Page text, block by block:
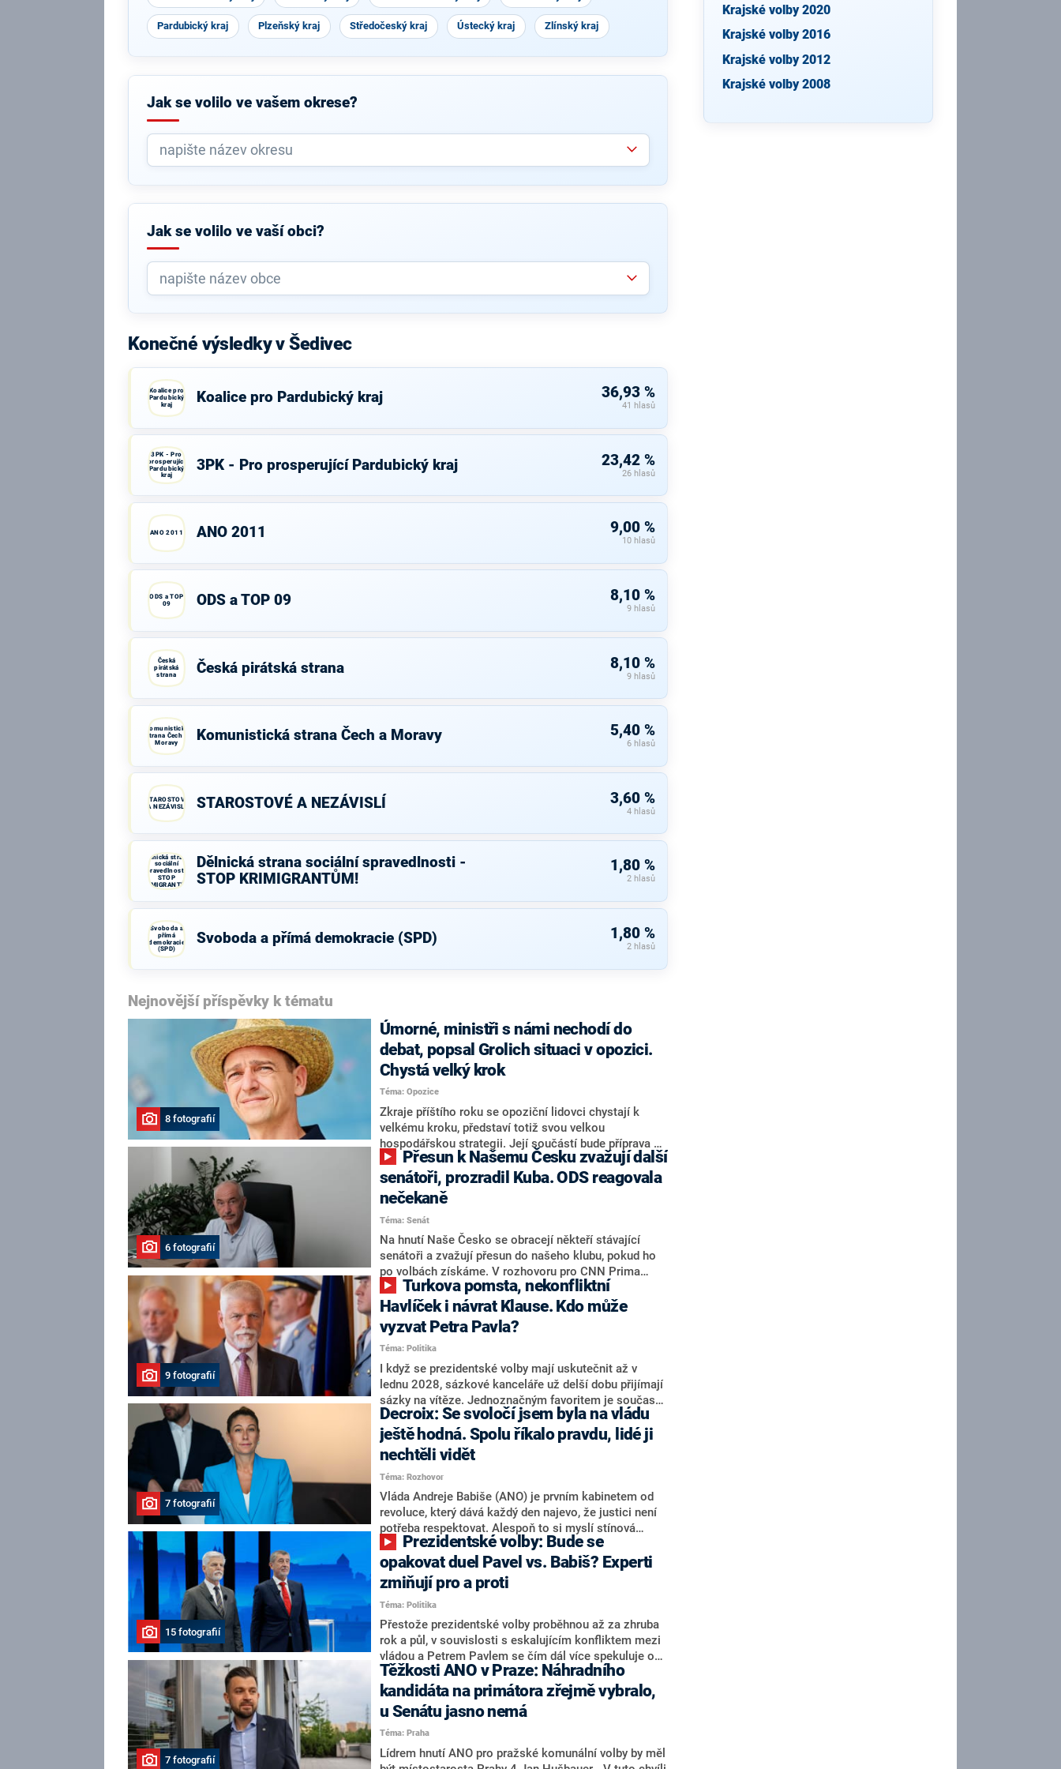
Pardubický kraj Plzeňský kraj Středočeský kraj Ústecký kraj Zlínský kraj
Jak se volilo ve vašem okrese?
Jak se volilo ve vaší obci?
Konečné výsledky v Šedivec
Koalice pro
Pardubický
kraj
Koalice pro Pardubický kraj 36,93 %
41 hlasů
3PK - Pro
prosperující
Pardubický
kraj
3PK - Pro prosperující Pardubický kraj 23,42 %
26 hlasů
ANO 2011 ANO 2011 9,00 %
10 hlasů
ODS a TOP
09
ODS a TOP 09 8,10 %
9 hlasů
Česká
pirátská
strana
Česká pirátská strana 8,10 %
9 hlasů
Komunistická
strana Čech a
Moravy
Komunistická strana Čech a Moravy 5,40 %
6 hlasů
STAROSTOVÉ
A NEZÁVISLÍ
STAROSTOVÉ A NEZÁVISLÍ 3,60 %
4 hlasů
Dělnická strana
sociální
spravedlnosti -
STOP
KRIMIGRANTŮM!
Dělnická strana sociální spravedlnosti -
STOP KRIMIGRANTŮM!
1,80 %
2 hlasů
Svoboda a
přímá
demokracie
(SPD)
Svoboda a přímá demokracie (SPD) 1,80 %
2 hlasů
Nejnovější příspěvky k tématu
8 fotografií
Úmorné, ministři s námi nechodí do
debat, popsal Grolich situaci v opozici.
Chystá velký krok
Téma: Opozice
Zkraje příštího roku se opoziční lidovci chystají k
velkému kroku, představí totiž svou velkou
hospodářskou strategii. Její součástí bude příprava na
stárnutí populace, řekl ve středu na setkání s novináři
nový předseda lidovců Jan Grolich. Ten zároveň v
senátních volbách kandiduje ve Vyškově. Popsal i
aktivitu opozice, o níž vládní strany nebo političtí
komentátoři mluví jako o slabé a v defenzivě. „Je to
úmorná práce upozorňovat na chyby vlády. Ministři s
námi navíc nechodí do debat. Chceme ale ukazovat
svoje témata,“ odpověděl Grolich na dotaz CNN Prima
NEWS.
6 fotografií
senátoři, prozradil Kuba. ODS reagovala
nečekaně
Téma: Senát
Na hnutí Naše Česko se obracejí někteří stávající
senátoři a zvažují přesun do našeho klubu, pokud ho
po volbách získáme. V rozhovoru pro CNN Prima
NEWS to řekl zakladatel hnutí a jihočeský hejtman
Martin Kuba. Konkrétní nebyl, ale získat by takto mohl
například senátora Zdeňka Hrabu, který je dnes
součástí klubu ODS a TOP 09. Hraba to na dotaz
redakce nevyloučil. Předseda klubu senátorů ODS
Zdeněk Nytra redakci řekl, že počítá s odchodem
některých senátorů z klubu a že Naše Česko není
nepřítel, ale soupeř.
9 fotografií
Havlíček i návrat Klause. Kdo může
vyzvat Petra Pavla?
Téma: Politika
I když se prezidentské volby mají uskutečnit až v
lednu 2028, sázkové kanceláře už delší dobu přijímají
sázky na vítěze. Jednoznačným favoritem je současná
hlava státu Petr Pavel. Daleko za ním pak bookmakeři
zmiňují dva výrazné politiky ANO, tedy premiéra
Andreje Babiše a ministra průmyslu Karla Havlíčka.
Oblíbeným tipem samotných sázkařů je poslanec za
Motoristy Filip Turek. Politolog Jan Kubáček nicméně
o případné kandidatuře kohokoliv ze zmíněné trojice
značně pochybuje. Podle něj současná koalice dosud
nemá osobu, která by Pavlovi mohla konkurovat.
7 fotografií
Decroix: Se svoločí jsem byla na vládu
ještě hodná. Spolu říkalo pravdu, lidé ji
nechtěli vidět
Téma: Rozhovor
Vláda Andreje Babiše (ANO) je prvním kabinetem od
revoluce, který dává každý den najevo, že justici není
potřeba respektovat. Alespoň to si myslí stínová
ministryně spravedlnosti ODS Eva Decroix. V
rozhovoru pro CNN Prima NEWS si nebrala servítky
ohledně politického výkonu svého nástupce Jeronýma
Tejce (za ANO) či vládní zmocněnkyně pro lidská
práva Taťány Malé (ANO). Označením „svoloč“ na
adresu vlády prý byla ještě hodná. Decroix se také
vrátila k volební porážce koalice Spolu či promluvila o
hnutí Naše Česko Martina Kuby.
15 fotografií
opakovat duel Pavel vs. Babiš? Experti
zmiňují pro a proti
Téma: Politika
Přestože prezidentské volby proběhnou až za zhruba
rok a půl, v souvislosti s eskalujícím konfliktem mezi
vládou a Petrem Pavlem se čím dál více spekuluje o
tom, koho by do bitvy o Hrad mohla vyslat současná
koalice. Někteří političtí komentátoři znovu vytahují
jméno premiéra Andreje Babiše (ANO). Jak moc je
pravděpodobné, že se v prezidentských volbách 2028
bude znovu opakovat souboj z roku 2023?
7 fotografií
Těžkosti ANO v Praze: Náhradního
kandidáta na primátora zřejmě vybralo,
u Senátu jasno nemá
Téma: Praha
Lídrem hnutí ANO pro pražské komunální volby by měl
Krajské volby 2020
Krajské volby 2016
Krajské volby 2012
Krajské volby 2008